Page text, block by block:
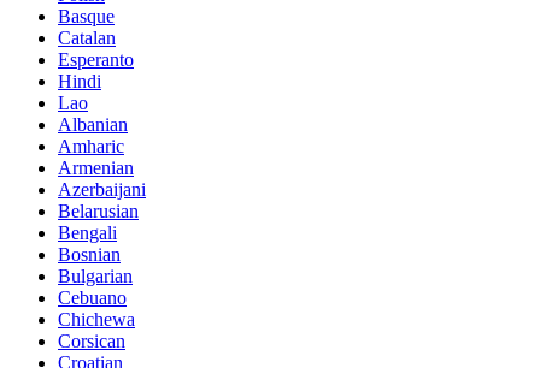
Basque
Catalan
Esperanto
Hindi
Lao
Albanian
Amharic
Armenian
Azerbaijani
Belarusian
Bengali
Bosnian
Bulgarian
Cebuano
Chichewa
Corsican
Croatian